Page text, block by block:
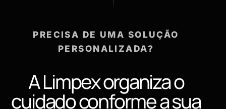
PRECISA DE UMA SOLUÇÃO
PERSONALIZADA?
A Limpex organiza o
cuidado conforme a sua